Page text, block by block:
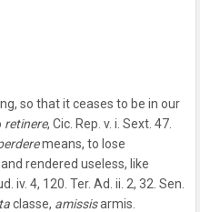
so that it ceases to be in our
retinere, Cic. Rep. v. i. Sext. 47.
means, to lose
rendered useless, like
iv. 4, 120. Ter. Ad. ii. 2, 32. Sen.
classe, amissisarmis.